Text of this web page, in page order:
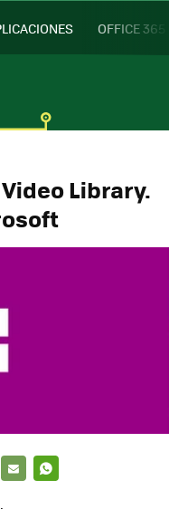
OFFICE 365
Library.